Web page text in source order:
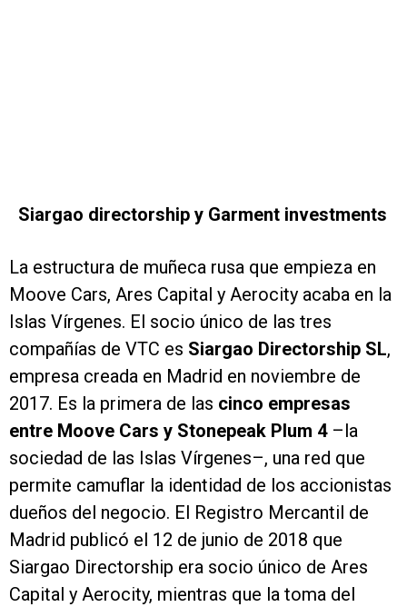
Siargao directorship y Garment investments
La estructura de muñeca rusa que empieza en
Moove Cars, Ares Capital y Aerocity acaba en la
Islas Vírgenes. El socio único de las tres
compañías de VTC es Siargao Directorship SL,
empresa creada en Madrid en noviembre de
2017. Es la primera de las cinco empresas
entre Moove Cars y Stonepeak Plum 4–la
sociedad de las Islas Vírgenes–, una red que
permite camuflar la identidad de los accionistas
dueños del negocio. El Registro Mercantil de
Madrid publicó el 12 de junio de 2018 que
Siargao Directorship era socio único de Ares
Capital y Aerocity, mientras que la toma del